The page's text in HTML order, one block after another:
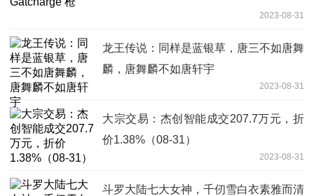
2023-08-31
龙王传说：同样是蓝银草，唐三不如唐舞
麟，唐舞麟不如唐轩宇
2023-08-31
大宗交易：杰创智能成交207.7万元，折
价1.38%（08-31）
2023-08-31
斗罗大陆七大女神，千仞雪白衣素雅而清